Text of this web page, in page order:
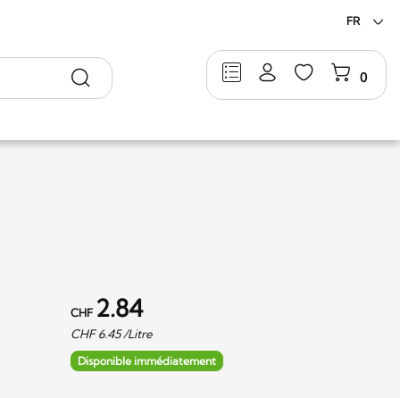
FR
0
Rechercher
CHF 2.84
CHF6.45/Litre
Disponible immédiatement